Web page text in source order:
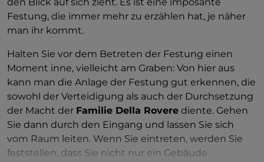
Festung, die immer mehr zu erzählen hat, je näher
man ihr kommt.
Halten Sie vor dem Betreten der Festung einen
Moment inne, vielleicht am Graben: Von hier aus
kann man die Anlage der Festung gut erkennen, die
sowohl der Verteidigung als auch der Durchsetzung
der Macht der Familie Della Rovere diente. Gehen
Sie dann durch den Eingang und lassen Sie sich
vom Raum leiten. Wenn Sie eintreten, werden Sie
feststellen, dass Sie nicht nur ein Gebäude